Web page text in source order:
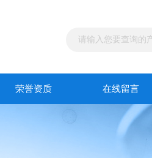
荣誉资质 在线留言